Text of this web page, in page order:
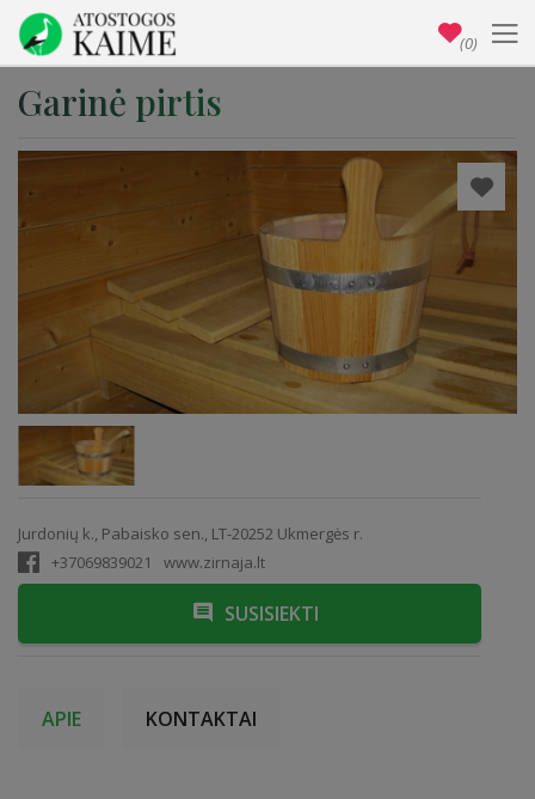
Garinė pirtis
Jurdonių k., Pabaisko sen., LT-20252 Ukmergės r.
+37069839021
www.zirnaja.lt
SUSISIEKTI
APIE KONTAKTAI
(0)